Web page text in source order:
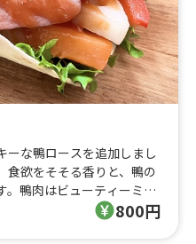
ーな鴨ロースを追加しまし
食欲をそそる香りと、鴨の
。鴨肉はビューティーミー
めです。
800円